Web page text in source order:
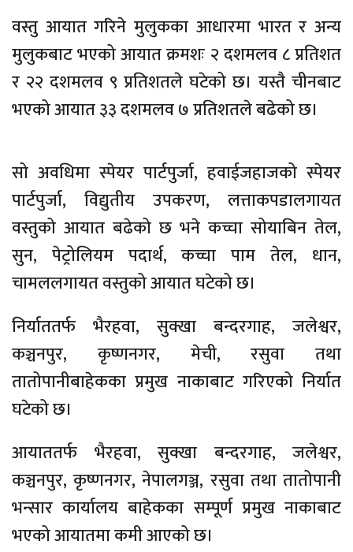
वस्तु आयात गरिने मुलुकका आधारमा भारत र अन्य
मुलुकबाट भएको आयात क्रमशः २ दशमलव ८ प्रतिशत
र २२ दशमलव ९ प्रतिशतले घटेको छ। यस्तै चीनबाट
भएको आयात ३३ दशमलव ७ प्रतिशतले बढेको छ।
सो अवधिमा स्पेयर पार्टपुर्जा, हवाईजहाजको स्पेयर
पार्टपुर्जा, विद्युतीय उपकरण, लत्ताकपडालगायत
वस्तुको आयात बढेको छ भने कच्चा सोयाबिन तेल,
सुन, पेट्रोलियम पदार्थ, कच्चा पाम तेल, धान,
चामललगायत वस्तुको आयात घटेको छ।
निर्याततर्फ भैरहवा, सुक्खा बन्दरगाह, जलेश्वर,
कञ्चनपुर, कृष्णनगर, मेची, रसुवा तथा
तातोपानीबाहेकका प्रमुख नाकाबाट गरिएको निर्यात
घटेको छ।
आयाततर्फ भैरहवा, सुक्खा बन्दरगाह, जलेश्वर,
कञ्चनपुर, कृष्णनगर, नेपालगञ्ज, रसुवा तथा तातोपानी
भन्सार कार्यालय बाहेकका सम्पूर्ण प्रमुख नाकाबाट
भएको आयातमा कमी आएको छ।